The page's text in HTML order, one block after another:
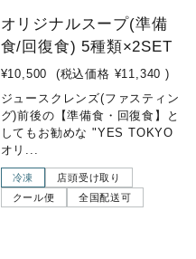
オリジナルスープ(準備
食/回復食) 5種類×2SET
¥10,500 (税込価格 ¥11,340 )
ジュースクレンズ(ファスティン
グ)前後の【準備食・回復食】と
してもお勧めな "YES TOKYO
オリ...
冷凍
店頭受け取り
クール便
全国配送可